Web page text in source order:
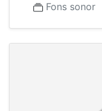
Fons sonor